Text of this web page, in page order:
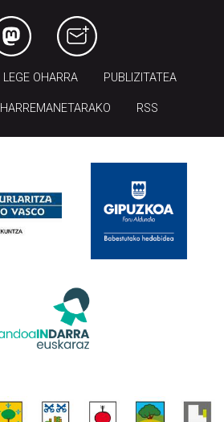
LEGE OHARRA PUBLIZITATEA
HARREMANETARAKO RSS